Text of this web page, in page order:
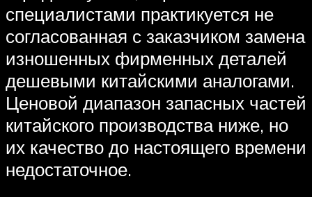
специалистами практикуется не
согласованная с заказчиком замена
изношенных фирменных деталей
дешевыми китайскими аналогами.
Ценовой диапазон запасных частей
китайского производства ниже, но
их качество до настоящего времени
недостаточное.